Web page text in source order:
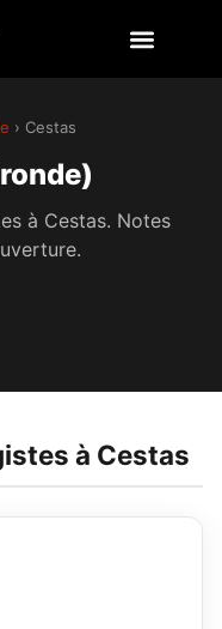
› Cestas
à Cestas. Notes
à Cestas